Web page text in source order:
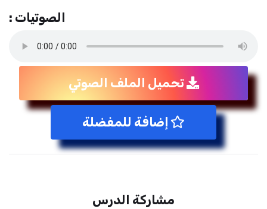
الصوتيات :
تحميل الملف الصوتي
إضافة للمفضلة
مشاركة الدرس